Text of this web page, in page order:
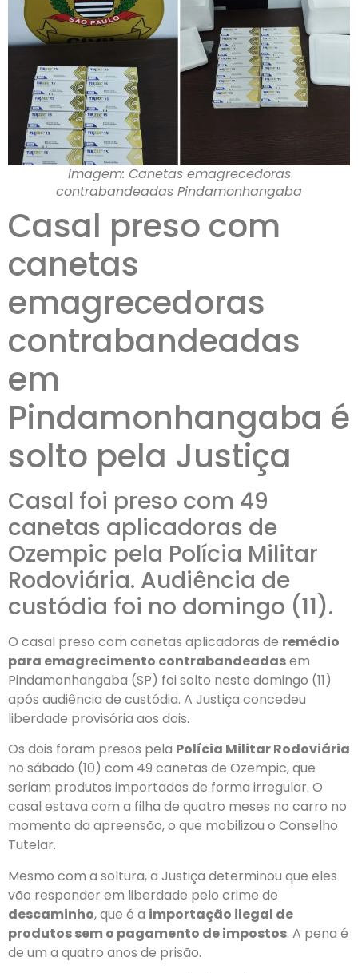
Imagem: Canetas emagrecedoras
contrabandeadas Pindamonhangaba
Casal preso com
canetas
emagrecedoras
contrabandeadas
em
Pindamonhangaba é
solto pela Justiça
Casal foi preso com 49
canetas aplicadoras de
Ozempic pela Polícia Militar
Rodoviária. Audiência de
custódia foi no domingo (11).
O casal preso com canetas aplicadoras de remédio
para emagrecimento contrabandeadasem
Pindamonhangaba (SP) foi solto neste domingo (11)
após audiência de custódia. A Justiça concedeu
liberdade provisória aos dois.
Os dois foram presos pela Polícia Militar Rodoviária
no sábado (10) com 49 canetas de Ozempic, que
seriam produtos importados de forma irregular. O
casal estava com a filha de quatro meses no carro no
momento da apreensão, o que mobilizou o Conselho
Tutelar.
Mesmo com a soltura, a Justiça determinou que eles
vão responder em liberdade pelo crime de
descaminho, que é a importação ilegal de
produtos sem o pagamento de impostos. A pena é
de um a quatro anos de prisão.